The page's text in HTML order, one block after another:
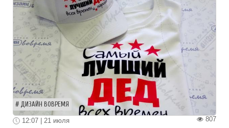
ДИЗАЙН ВОВРЕМЯ
807
12:07 | 21 июля